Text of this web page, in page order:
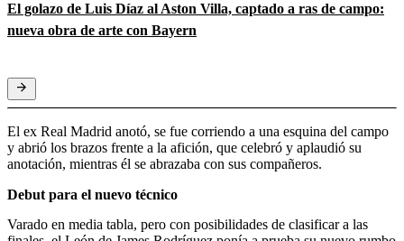
El golazo de Luis Díaz al Aston Villa, captado a ras de campo:
nueva obra de arte con Bayern
El ex Real Madrid anotó, se fue corriendo a una esquina del campo
y abrió los brazos frente a la afición, que celebró y aplaudió su
anotación, mientras él se abrazaba con sus compañeros.
Debut para el nuevo técnico
Varado en media tabla, pero con posibilidades de clasificar a las